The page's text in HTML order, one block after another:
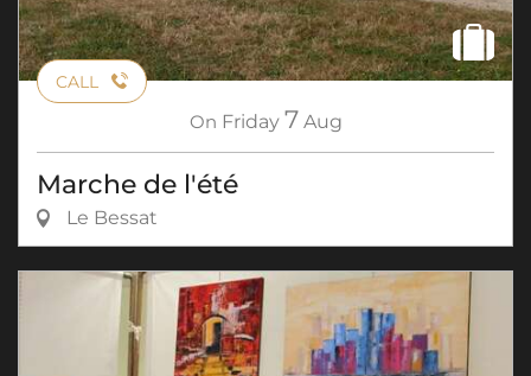
CALL
On Friday 7 Aug
Marche de l'été
Le Bessat